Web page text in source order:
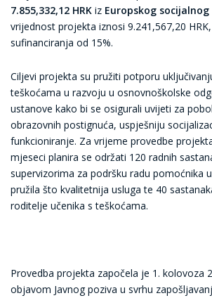
7.855,332,12 HRK iz Europskog
vrijednost projekta iznosi 9.241,567,20
sufinanciranja od 15%.
Ciljevi projekta su pružiti potporu
teškoćama u razvoju u osnovnoškolske
ustanove kako bi se osigurali uvijeti za
obrazovnih postignuća, uspješniju
funkcioniranje. Za vrijeme provedbe
mjeseci planira se održati 120 radnih
supervizorima za podršku radu pomoćnika
pružila što kvalitetnija usluga te 40
roditelje učenika s teškoćama.
Provedba projekta započela je 1. kolovoza
objavom Javnog poziva u svrhu